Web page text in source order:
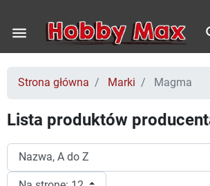
menu
Strona główna Marki Magma
Lista produktów